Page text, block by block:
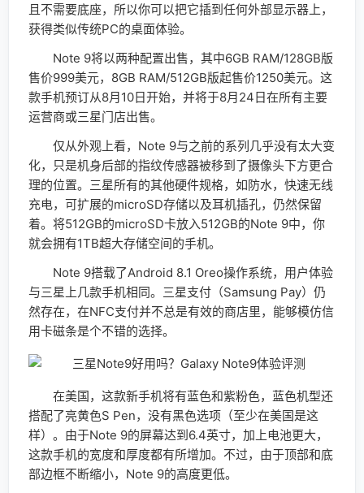
且不需要底座，所以你可以把它插到任何外部显示器上，
获得类似传统PC的桌面体验。
Note 9将以两种配置出售，其中6GB RAM/128GB版
售价999美元，8GB RAM/512GB版起售价1250美元。这
款手机预订从8月10日开始，并将于8月24日在所有主要
运营商或三星门店出售。
仅从外观上看，Note 9与之前的系列几乎没有太大变
化，只是机身后部的指纹传感器被移到了摄像头下方更合
理的位置。三星所有的其他硬件规格，如防水，快速无线
充电，可扩展的microSD存储以及耳机插孔，仍然保留
着。将512GB的microSD卡放入512GB的Note 9中，你
就会拥有1TB超大存储空间的手机。
Note 9搭载了Android 8.1 Oreo操作系统，用户体验
与三星上几款手机相同。三星支付（Samsung Pay）仍
然存在，在NFC支付并不总是有效的商店里，能够模仿信
用卡磁条是个不错的选择。
在美国，这款新手机将有蓝色和紫粉色，蓝色机型还
搭配了亮黄色S Pen，没有黑色选项（至少在美国是这
样）。由于Note 9的屏幕达到6.4英寸，加上电池更大，
这款手机的宽度和厚度都有所增加。不过，由于顶部和底
部边框不断缩小，Note 9的高度更低。